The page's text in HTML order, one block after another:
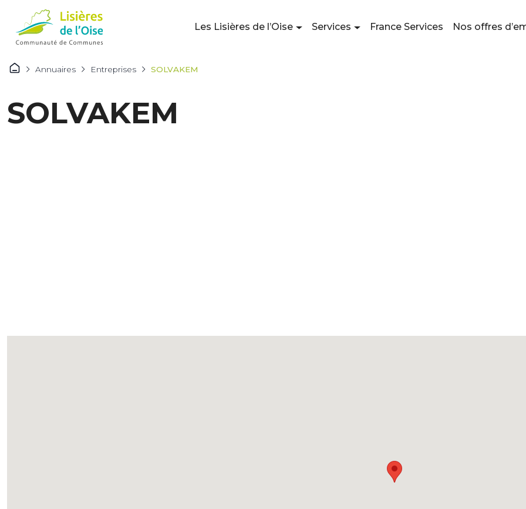
Les Lisières de l’Oise Services France Services Nos offres
Annuaires Entreprises SOLVAKEM
SOLVAKEM